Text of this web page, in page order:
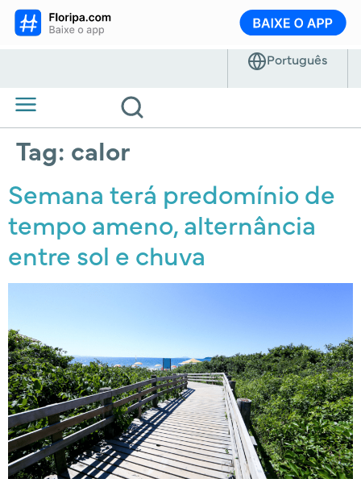
Tag: calor
Semana terá predomínio de
tempo ameno, alternância
entre sol e chuva